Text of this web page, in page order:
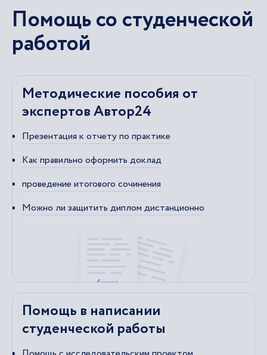
Помощь со студенческой
работой
Методические пособия от
экспертов Автор24
Презентация к отчету по практике
Как правильно оформить доклад
проведение итогового сочинения
Можно ли защитить диплом дистанционно
Помощь в написании
студенческой работы